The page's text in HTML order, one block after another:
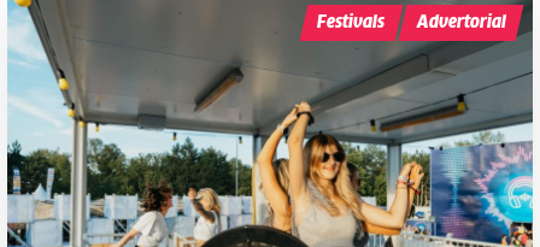
Festivals Advertorial